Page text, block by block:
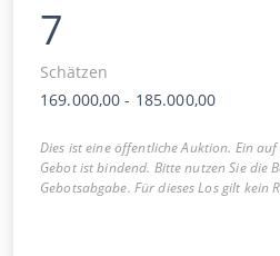
7
Schätzen
169.000,00 - 185.000,00
Dies ist eine öffentliche Auktion. Ein auf
Gebot ist bindend. Bitte nutzen Sie die
Gebotsabgabe. Für dieses Los gilt kein